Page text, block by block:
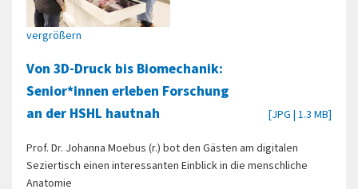
vergrößern
Von 3D-Druck bis Biomechanik:
Senior*innen erleben Forschung
an der HSHL hautnah
[JPG | 1.3 MB]
Prof. Dr. Johanna Moebus (r.) bot den Gästen am digitalen
Seziertisch einen interessanten Einblick in die menschliche
Anatomie